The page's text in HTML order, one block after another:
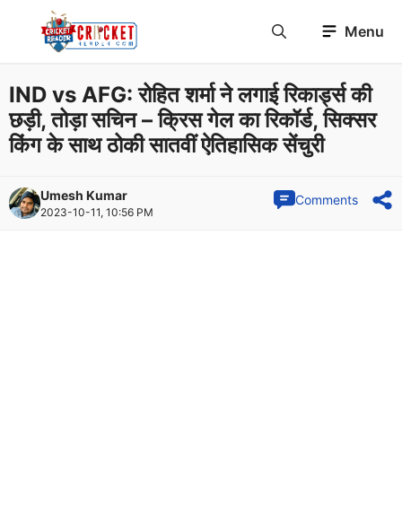
Menu
IND vs AFG: रोहित शर्मा ने लगाई रिकार्ड्स की
छड़ी, तोड़ा सचिन – क्रिस गेल का रिकॉर्ड, सिक्सर
किंग के साथ ठोकी सातवीं ऐतिहासिक सेंचुरी
Umesh Kumar
2023-10-11, 10:56 PM
Comments